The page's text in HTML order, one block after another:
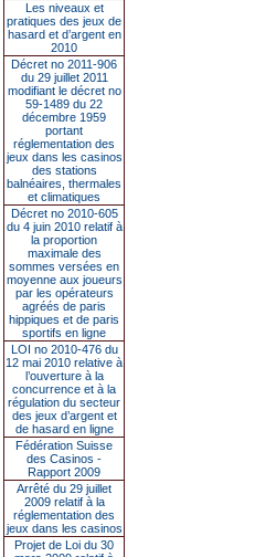
Les niveaux et
pratiques des jeux de
hasard et d’argent en
2010
Décret no 2011-906
du 29 juillet 2011
modifiant le décret no
59-1489 du 22
décembre 1959
portant
réglementation des
jeux dans les casinos
des stations
balnéaires, thermales
et climatiques
Décret no 2010-605
du 4 juin 2010 relatif à
la proportion
maximale des
sommes versées en
moyenne aux joueurs
par les opérateurs
agréés de paris
hippiques et de paris
sportifs en ligne
LOI no 2010-476 du
12 mai 2010 relative à
l’ouverture à la
concurrence et à la
régulation du secteur
des jeux d’argent et
de hasard en ligne
Fédération Suisse
des Casinos -
Rapport 2009
Arrêté du 29 juillet
2009 relatif à la
réglementation des
jeux dans les casinos
Projet de Loi du 30